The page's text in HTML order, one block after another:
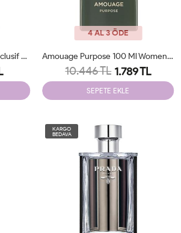
Parfums De Marly Delina Exclusif EDP 75 Ml Tester
4 AL 3 ÖDE
Amouage Purpose 100 Ml Women Tester
10.446 TL 1.789 TL
SEPETE EKLE
KARGO
BEDAVA